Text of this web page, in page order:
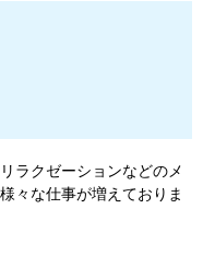
ラクゼーションなどのメ
々な仕事が増えておりま